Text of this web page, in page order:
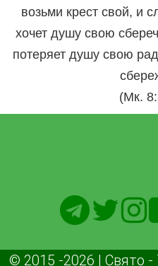
возьми крест свой, и
хочет душу свою
потеряет душу свою
(Мк.
© 2015 -2026 | Свято